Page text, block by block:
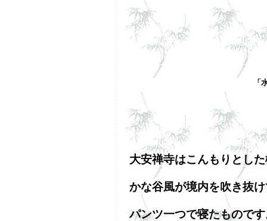
「
大安禅寺はこんもりとし
かな谷風が境内を吹き抜
パンツ一つで寝たもので